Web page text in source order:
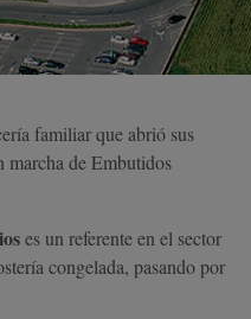
familiar que abrió sus
marcha de Embutidos
es un referente en el sector
congelada, pasando por